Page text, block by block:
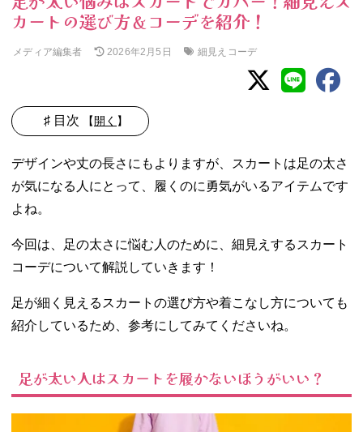
カートの選び方＆コーデを紹介！
メディア編集者 2026年2月5日 細見えコーデ
♯ 目次 【開く 】
スカートを履か
ないほうがい
い？
バーできるスカ
ート選びのポイ
− 足が細く
見えるスカ
丈はカバー
したい位置
に合わせる
デザインや丈の長さにもよりますが、スカートは足の太さ
が気になる人にとって、履くのに勇気がいるアイテムです
よね。
今回は、足の太さに悩む人のために、細見えするスカート
コーデについて解説していきます！
足が細く見えるスカートの選び方や着こなし方についても
紹介しているため、参考にしてみてくださいね。
足が太い人はスカートを履かないほうがいい？